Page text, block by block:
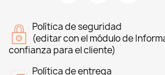
Política de seguridad
(editar con el módulo de
confianza para el cliente)
Política de entrega